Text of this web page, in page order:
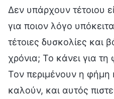
Δεν υπάρχουν τέτοιου
για ποιον λόγο
τέτοιες δυσκολίες και
χρόνια; Το κάνει για
Τον περιμένουν η φήμη
καλούν, και αυτός